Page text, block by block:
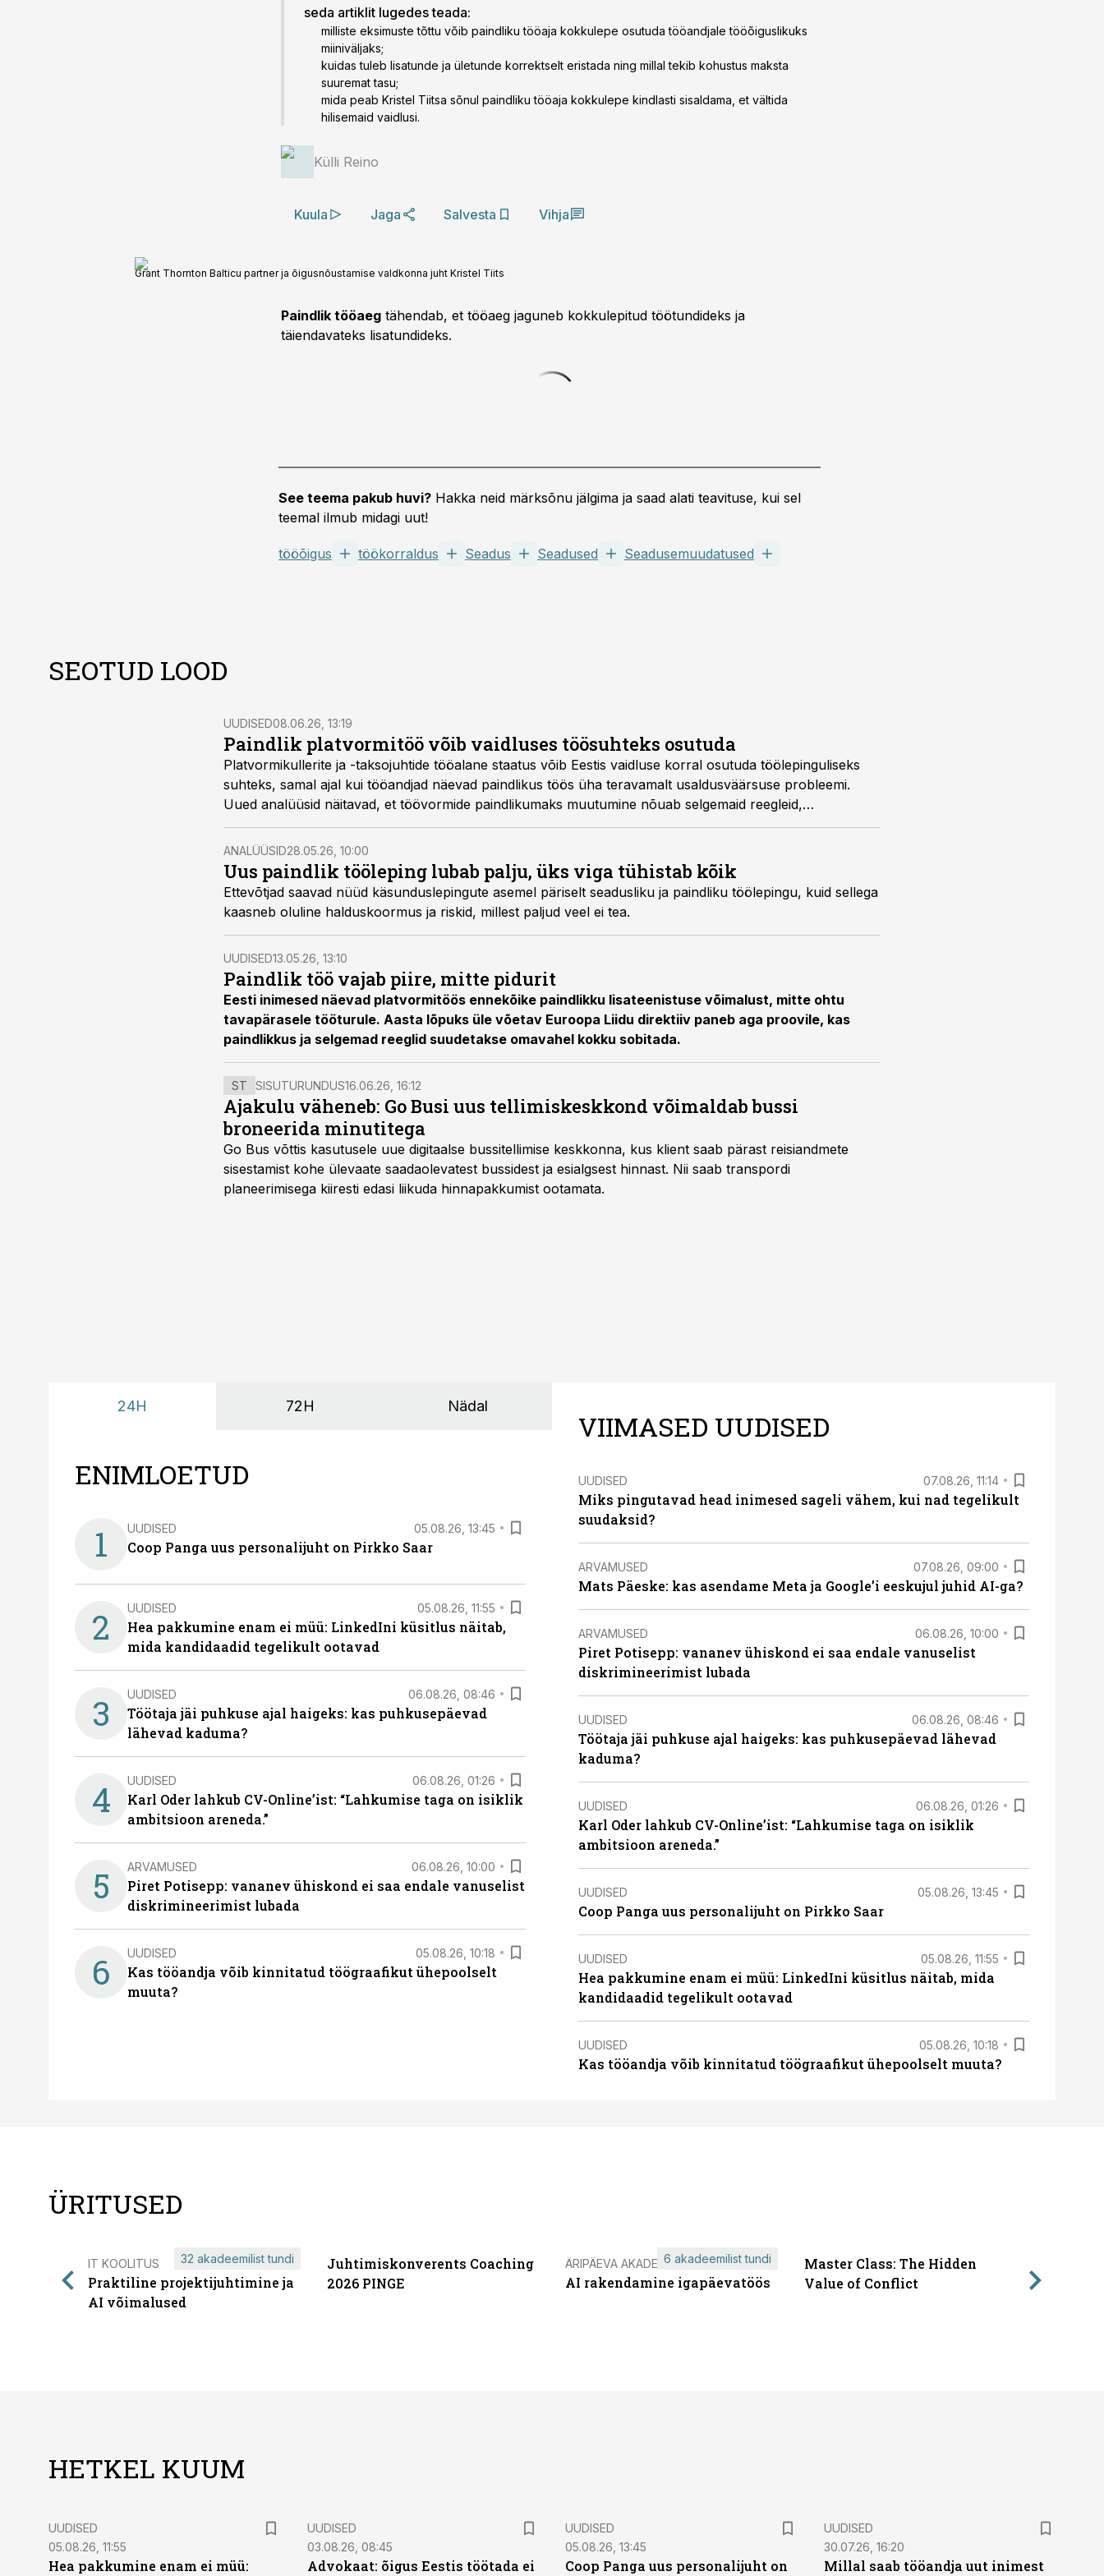
seda artiklit lugedes teada:
milliste eksimuste tõttu võib paindliku tööaja kokkulepe osutuda tööandjale tööõiguslikuks
miiniväljaks;
kuidas tuleb lisatunde ja ületunde korrektselt eristada ning millal tekib kohustus maksta
suuremat tasu;
mida peab Kristel Tiitsa sõnul paindliku tööaja kokkulepe kindlasti sisaldama, et vältida
hilisemaid vaidlusi.
Külli Reino
Kuula Jaga Salvesta Vihja
Grant Thornton Balticu partner ja õigusnõustamise valdkonna juht Kristel Tiits
Paindlik tööaeg tähendab, et tööaeg jaguneb kokkulepitud töötundideks ja
täiendavateks lisatundideks.
See teema pakub huvi? Hakka neid märksõnu jälgima ja saad alati teavituse, kui sel
teemal ilmub midagi uut!
tööõigus töökorraldus Seadus Seadused Seadusemuudatused
SEOTUD LOOD
UUDISED08.06.26, 13:19
Paindlik platvormitöö võib vaidluses töösuhteks osutuda
Platvormikullerite ja -taksojuhtide tööalane staatus võib Eestis vaidluse korral osutuda töölepinguliseks
suhteks, samal ajal kui tööandjad näevad paindlikus töös üha teravamalt usaldusväärsuse probleemi.
Uued analüüsid näitavad, et töövormide paindlikumaks muutumine nõuab selgemaid reegleid,
läbipaistvamat töökorraldust ja suuremat vastutust mõlemalt poolelt.
ANALÜÜSID28.05.26, 10:00
Uus paindlik tööleping lubab palju, üks viga tühistab kõik
Ettevõtjad saavad nüüd käsunduslepingute asemel päriselt seadusliku ja paindliku töölepingu, kuid sellega
kaasneb oluline halduskoormus ja riskid, millest paljud veel ei tea.
UUDISED13.05.26, 13:10
Paindlik töö vajab piire, mitte pidurit
Eesti inimesed näevad platvormitöös ennekõike paindlikku lisateenistuse võimalust, mitte ohtu
tavapärasele tööturule. Aasta lõpuks üle võetav Euroopa Liidu direktiiv paneb aga proovile, kas
paindlikkus ja selgemad reeglid suudetakse omavahel kokku sobitada.
ST SISUTURUNDUS16.06.26, 16:12
Ajakulu väheneb: Go Busi uus tellimiskeskkond võimaldab bussi
broneerida minutitega
Go Bus võttis kasutusele uue digitaalse bussitellimise keskkonna, kus klient saab pärast reisiandmete
sisestamist kohe ülevaate saadaolevatest bussidest ja esialgsest hinnast. Nii saab transpordi
planeerimisega kiiresti edasi liikuda hinnapakkumist ootamata.
24H 72H Nädal
ENIMLOETUD
1 UUDISED 05.08.26, 13:45
Coop Panga uus personalijuht on Pirkko Saar
2 UUDISED 05.08.26, 11:55
Hea pakkumine enam ei müü: LinkedIni küsitlus näitab,
mida kandidaadid tegelikult ootavad
3 UUDISED 06.08.26, 08:46
Töötaja jäi puhkuse ajal haigeks: kas puhkusepäevad
lähevad kaduma?
4 UUDISED 06.08.26, 01:26
Karl Oder lahkub CV-Online’ist: “Lahkumise taga on isiklik
ambitsioon areneda.”
5 ARVAMUSED 06.08.26, 10:00
Piret Potisepp: vananev ühiskond ei saa endale vanuselist
diskrimineerimist lubada
6 UUDISED 05.08.26, 10:18
Kas tööandja võib kinnitatud töögraafikut ühepoolselt
muuta?
VIIMASED UUDISED
UUDISED 07.08.26, 11:14
Miks pingutavad head inimesed sageli vähem, kui nad tegelikult
suudaksid?
ARVAMUSED 07.08.26, 09:00
Mats Päeske: kas asendame Meta ja Google’i eeskujul juhid AI-ga?
ARVAMUSED 06.08.26, 10:00
Piret Potisepp: vananev ühiskond ei saa endale vanuselist
diskrimineerimist lubada
UUDISED 06.08.26, 08:46
Töötaja jäi puhkuse ajal haigeks: kas puhkusepäevad lähevad
kaduma?
UUDISED 06.08.26, 01:26
Karl Oder lahkub CV-Online’ist: “Lahkumise taga on isiklik
ambitsioon areneda.”
UUDISED 05.08.26, 13:45
Coop Panga uus personalijuht on Pirkko Saar
UUDISED 05.08.26, 11:55
Hea pakkumine enam ei müü: LinkedIni küsitlus näitab, mida
kandidaadid tegelikult ootavad
UUDISED 05.08.26, 10:18
Kas tööandja võib kinnitatud töögraafikut ühepoolselt muuta?
ÜRITUSED
IT KOOLITUS
Praktiline projektijuhtimine ja
AI võimalused
32 akadeemilist tundi
Juhtimiskonverents Coaching
2026 PINGE
ÄRIPÄEVA AKADEEMIA
AI rakendamine igapäevatöös
6 akadeemilist tundi
Master Class: The Hidden
Value of Conflict
HETKEL KUUM
UUDISED
05.08.26, 11:55
Hea pakkumine enam ei müü:
UUDISED
03.08.26, 08:45
Advokaat: õigus Eestis töötada ei
UUDISED
05.08.26, 13:45
Coop Panga uus personalijuht on
UUDISED
30.07.26, 16:20
Millal saab tööandja uut inimest